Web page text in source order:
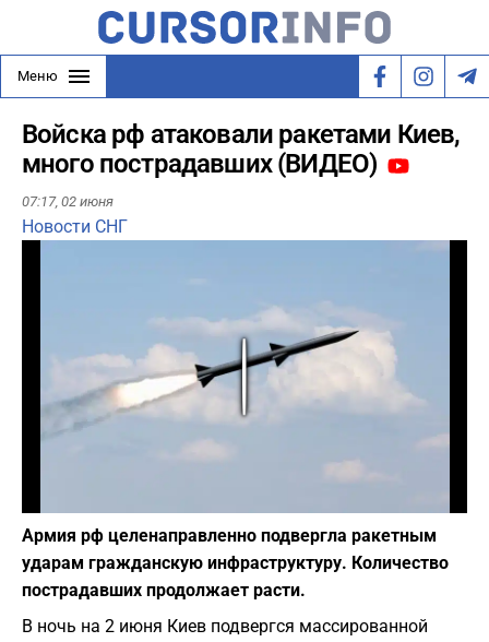
Меню
Войска рф атаковали ракетами Киев,
много пострадавших (ВИДЕО)
07:17, 02 июня
Новости СНГ
Армия рф целенаправленно подвергла ракетным
ударам гражданскую инфраструктуру. Количество
пострадавших продолжает расти.
В ночь на 2 июня Киев подвергся массированной